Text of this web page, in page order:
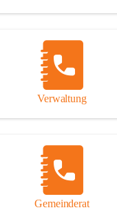
Verwaltung
Gemeinderat